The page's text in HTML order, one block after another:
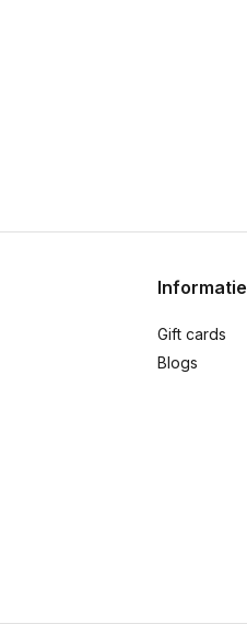
Informatie
Gift cards
Blogs